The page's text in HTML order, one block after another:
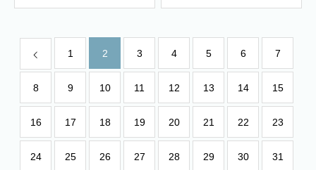
1 2 3 4 5 6 7
8 9 10 11 12 13 14 15
16 17 18 19 20 21 22 23
24 25 26 27 28 29 30 31